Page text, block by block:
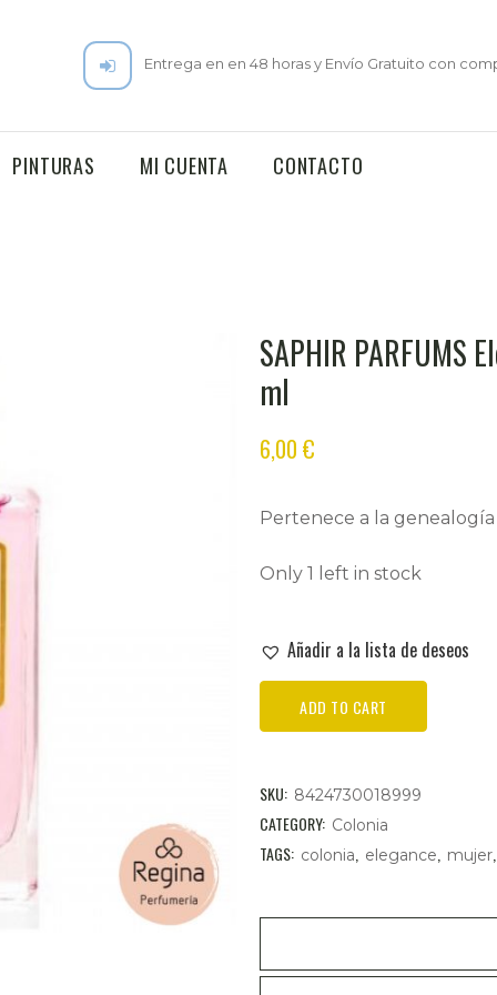
Entrega en en 48 horas y Envío Gratuito con
PINTURAS MI CUENTA CONTACTO
SAPHIR PARFUMS
ml
6,00 €
Pertenece a la genealogía
Only 1 left in stock
Añadir a la lista de deseos
SAPHIR
PARFUMS
Elegance
EAU
de
ADD TO CART
SKU: 8424730018999
CATEGORY: Colonia
TAGS: colonia elegance mujer